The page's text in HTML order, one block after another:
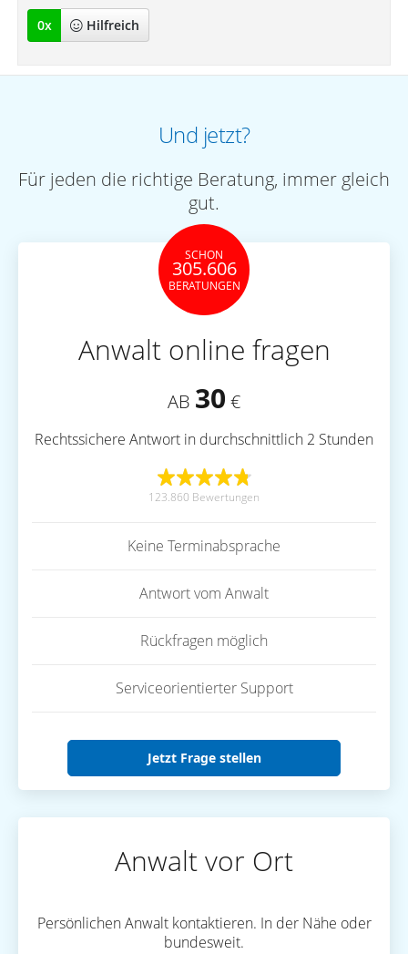
0x Hilfreich
Und jetzt?
Für jeden die richtige Beratung, immer gleich
gut.
SCHON
305.606
BERATUNGEN
Anwalt online fragen
AB 30 €
Rechtssichere Antwort in durchschnittlich 2 Stunden
123.860 Bewertungen
Keine Terminabsprache
Antwort vom Anwalt
Rückfragen möglich
Serviceorientierter Support
Jetzt Frage stellen
Anwalt vor Ort
Persönlichen Anwalt kontaktieren. In der Nähe oder
bundesweit.